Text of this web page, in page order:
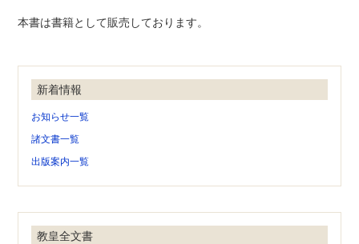
本書は書籍として販売しております。
新着情報
お知らせ一覧
諸文書一覧
出版案内一覧
教皇全文書